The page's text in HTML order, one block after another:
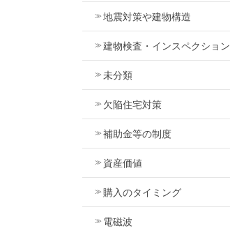
地震対策や建物構造
建物検査・インスペクション
未分類
欠陥住宅対策
補助金等の制度
資産価値
購入のタイミング
電磁波